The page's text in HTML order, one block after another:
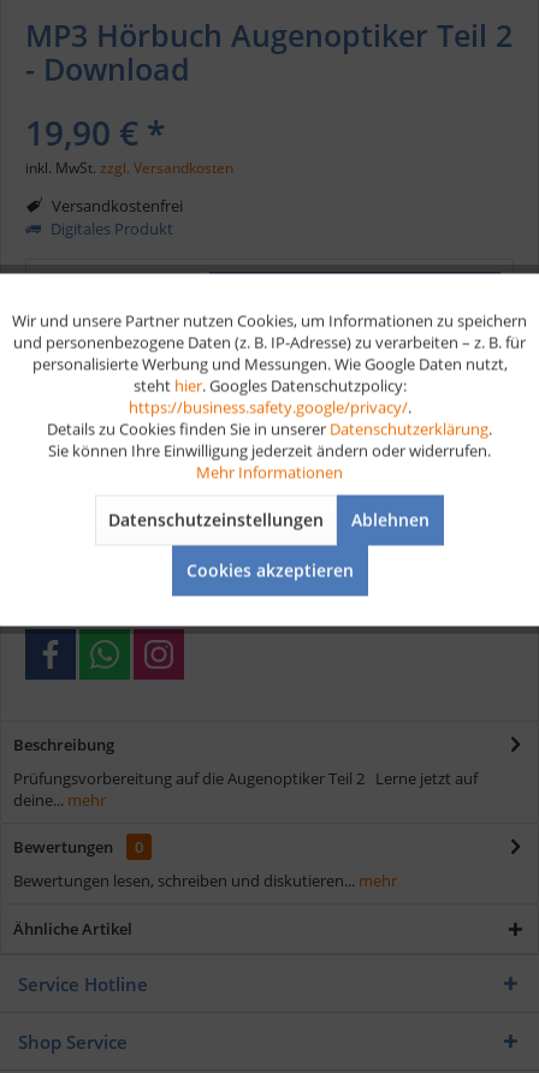
MP3 Hörbuch Augenoptiker Teil 2
- Download
19,90 € *
inkl. MwSt. zzgl. Versandkosten
Versandkostenfrei
Digitales Produkt
Merken
Artikel-Nr.: HB137T2
Kostenloser Versand ab € 35,- Bestellwert
Verschiedene Zahlungsmöglichkeiten
Beschreibung
Prüfungsvorbereitung auf die Augenoptiker Teil 2 Lerne jetzt auf
deine... mehr
Bewertungen
0
Bewertungen lesen, schreiben und diskutieren... mehr
Ähnliche Artikel
Service Hotline
Shop Service
Funktionale Aktiv
Aktiv
Wir und unsere Partner nutzen Cookies, um Informationen zu speichern
und personenbezogene Daten (z. B. IP-Adresse) zu verarbeiten – z. B. für
personalisierte Werbung und Messungen. Wie Google Daten nutzt,
steht hier. Googles Datenschutzpolicy:
https://business.safety.google/privacy/.
Details zu Cookies finden Sie in unserer Datenschutzerklärung.
Sie können Ihre Einwilligung jederzeit ändern oder widerrufen.
Mehr Informationen
Datenschutzeinstellungen Ablehnen
Cookies akzeptieren